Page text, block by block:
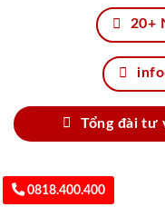
20+
Tổng đài tư
0818.400.400